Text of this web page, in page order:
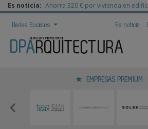
Es noticia: Ahorra 320 € por vivienda en
Redes Sociales Es noticia
EMPRESAS PREMIUM